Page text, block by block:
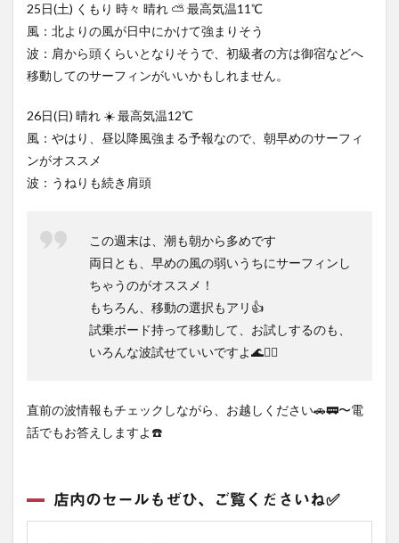
25日(土) くもり 時々 晴れ ⛅️ 最高気温11℃
風：北よりの風が日中にかけて強まりそう
波：肩から頭くらいとなりそうで、初級者の方は御宿などへ
移動してのサーフィンがいいかもしれません。
26日(日) 晴れ ☀️ 最高気温12℃
風：やはり、昼以降風強まる予報なので、朝早めのサーフィ
ンがオススメ
波：うねりも続き肩頭
この週末は、潮も朝から多めです
両日とも、早めの風の弱いうちにサーフィンし
ちゃうのがオススメ！
もちろん、移動の選択もアリ👍
試乗ボード持って移動して、お試しするのも、
いろんな波試せていいですよ🌊🏄‍♂️
直前の波情報もチェックしながら、お越しください🚗🚃〜電
話でもお答えしますよ☎️
店内のセールもぜひ、ご覧くださいね✅